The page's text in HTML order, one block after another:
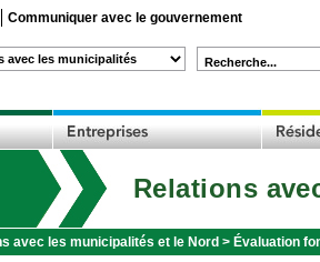
Communiquer avec le gouvernement
Recherche...
Relations
avec les municipalités et le Nord > Évaluation